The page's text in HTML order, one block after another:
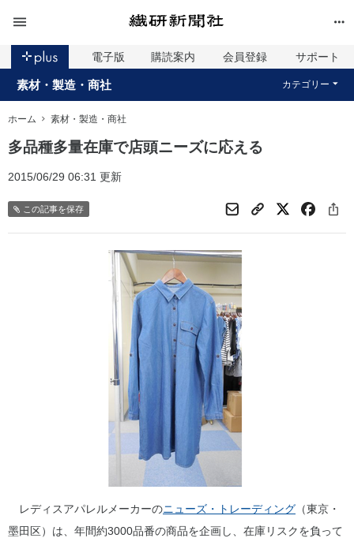
電子版 購読案内 会員登録 サポート
素材・製造・商社 カテゴリー
ホーム 素材・製造・商社
多品種多量在庫で店頭ニーズに応える
2015/06/29 06:31 更新
この記事を保存
レディスアパレルメーカーのニューズ・トレーディング （東京・
墨田区）は、年間約3000品番の商品を企画し、在庫リスクを負って